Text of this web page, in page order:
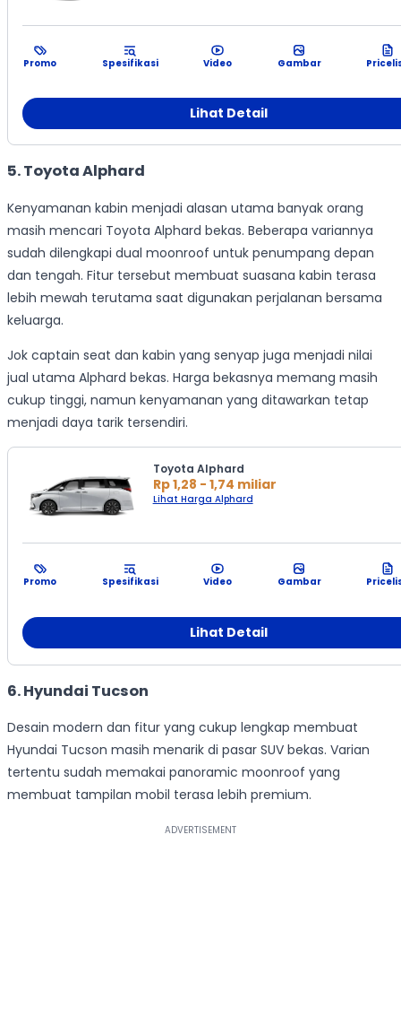
Promo Spesifikasi Video Gambar
Lihat Detail
5. Toyota Alphard
Kenyamanan kabin menjadi alasan utama banyak orang
masih mencari Toyota Alphard bekas. Beberapa variannya
sudah dilengkapi dual moonroof untuk penumpang depan
dan tengah. Fitur tersebut membuat suasana kabin terasa
lebih mewah terutama saat digunakan perjalanan bersama
keluarga.
Jok captain seat dan kabin yang senyap juga menjadi nilai
jual utama Alphard bekas. Harga bekasnya memang masih
cukup tinggi, namun kenyamanan yang ditawarkan tetap
menjadi daya tarik tersendiri.
Toyota Alphard
Rp 1,28 - 1,74 miliar
Lihat Harga Alphard
Promo Spesifikasi Video Gambar
Lihat Detail
6. Hyundai Tucson
Desain modern dan fitur yang cukup lengkap membuat
Hyundai Tucson masih menarik di pasar SUV bekas. Varian
tertentu sudah memakai panoramic moonroof yang
membuat tampilan mobil terasa lebih premium.